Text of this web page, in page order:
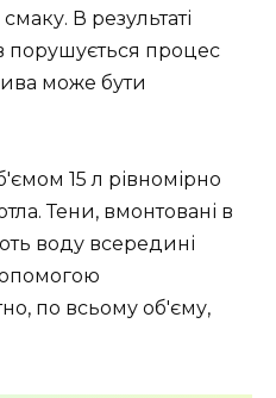
В результаті
порушується процес
може бути
15 л рівномірно
Тени, вмонтовані в
воду всередині
по всьому об'єму,